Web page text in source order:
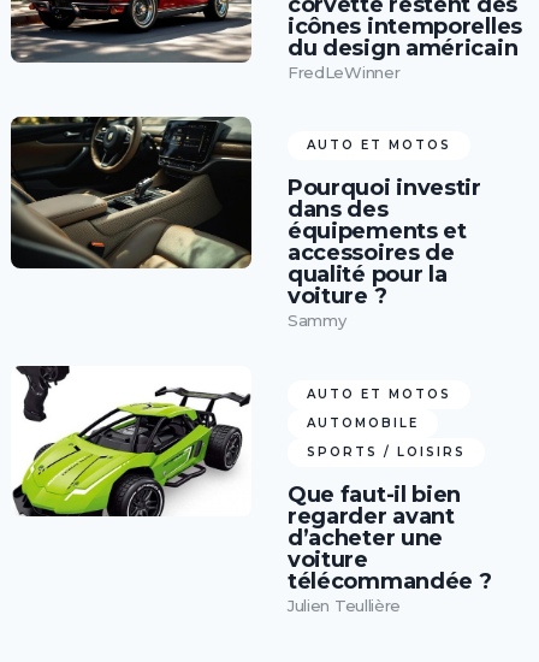
icônes intemporelles
du design américain
FredLeWinner
AUTO ET MOTOS
Pourquoi investir
dans des
équipements et
accessoires de
qualité pour la
voiture ?
Sammy
AUTO ET MOTOS
AUTOMOBILE
SPORTS / LOISIRS
Que faut-il bien
regarder avant
d’acheter une
voiture
télécommandée ?
Julien Teullière